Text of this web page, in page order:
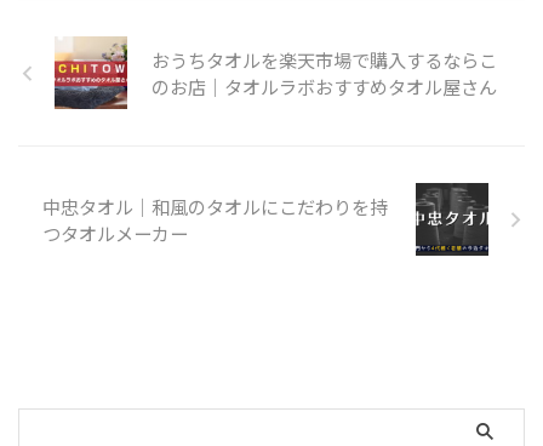
チタオルを紹介します。 オシャ
レなハーフハンカチタオルは
OLSIAブランド さすがに幼稚園生
ンカチタオルは、今治タオルを作
おうちタオルを楽天市場で購入するならこ
のお店｜タオルラボおすすめタオル屋さん
中忠タオル｜和風のタオルにこだわりを持
つタオルメーカー